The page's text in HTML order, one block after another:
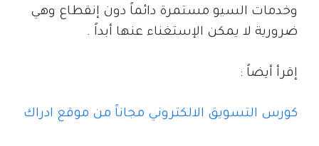
وخدمات السيو مستمرة دائماً دون إنقطاع وهي
ضرورية لا يمكن الإستغناء عنها أبداً .
إقرأ أيضاً :
كورس التسويق الالكتروني مجاناً من موقع ادراك